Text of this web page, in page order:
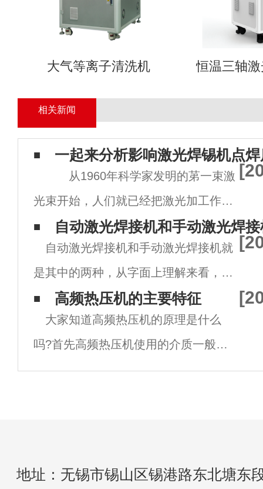
大气等离子清洗机 恒温三轴
相关新闻
一起来分析影响激光焊锡机点
从1960年科学家发明的苐一束激
光束开始，人们就已经把激光加工作为
科学生产力。 近年来，激光加工技术具
有加工灵活、有利于提高生产效率的特
点，因此在工业领域应用成熟而广泛。
激光焊接是一种利用高能量
自动激光焊接机和手动激光焊
自动激光焊接机和手动激光焊接机就
是其中的两种，从字面上理解来看，这
两种激光焊接机的区别就是一个是自动
的，另一个手动操作的，那么具体的区
别到底在哪呢?下面小编为您讲解自动
激光焊接机和手动激光焊接机有什么
高频热压机的主要特征
大家知道高频热压机的原理是什么
吗?首先高频热压机使用的介质一般为
绝缘体，例如木材、塑料、橡胶、玻璃
地址：无锡市锡山区锡港路东北塘东